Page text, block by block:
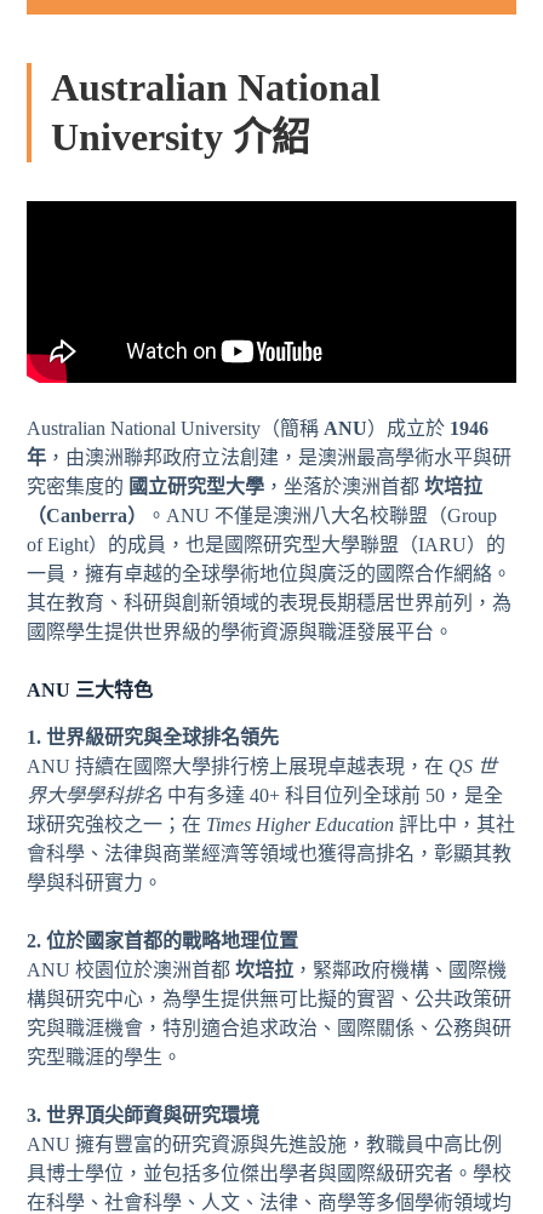
Australian National
University 介紹
Australian National University（簡稱 ANU）成立於 1946
年 ，由澳洲聯邦政府立法創建，是澳洲最高學術水平與研
究密集度的 國立研究型大學 ，坐落於澳洲首都坎培拉
（Canberra）
。ANU 不僅是澳洲八大名校聯盟（Group
of Eight）的成員，也是國際研究型大學聯盟（IARU）的
一員，擁有卓越的全球學術地位與廣泛的國際合作網絡。
其在教育、科研與創新領域的表現長期穩居世界前列，為
國際學生提供世界級的學術資源與職涯發展平台。
ANU 三大特色
1. 世界級研究與全球排名領先
ANU 持續在國際大學排行榜上展現卓越表現，在 QS 世
界大學學科排名 中有多達 40+ 科目位列全球前 50，是全
球研究強校之一；在 Times Higher Education 評比中，其社
會科學、法律與商業經濟等領域也獲得高排名，彰顯其教
學與科研實力。
2. 位於國家首都的戰略地理位置
ANU 校園位於澳洲首都坎培拉 ，緊鄰政府機構、國際機
構與研究中心，為學生提供無可比擬的實習、公共政策研
究與職涯機會，特別適合追求政治、國際關係、公務與研
究型職涯的學生。
3. 世界頂尖師資與研究環境
ANU 擁有豐富的研究資源與先進設施，教職員中高比例
具博士學位，並包括多位傑出學者與國際級研究者。學校
在科學、社會科學、人文、法律、商學等多個學術領域均